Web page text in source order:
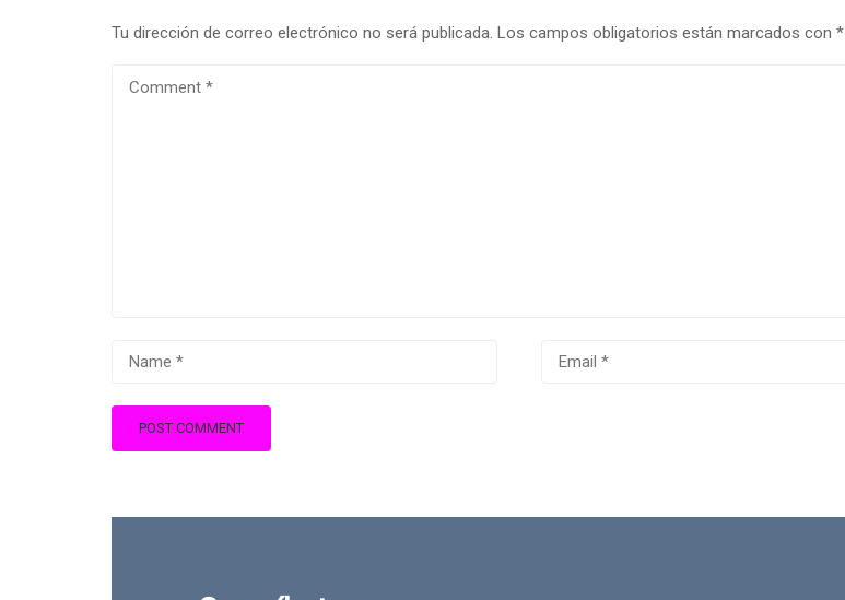
Tu dirección de correo electrónico no será publicada. Los campos obligatorios están marcados con *